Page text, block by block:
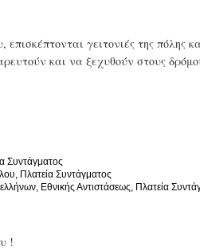
γειτονιές της πόλης
και να ξεχυθούν στους
Συντάγματος
Πλατεία Συντάγματος
Εθνικής Αντιστάσεως, Πλατεία
!